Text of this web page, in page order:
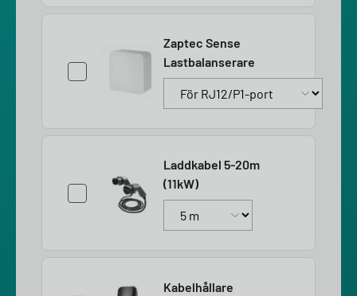
Zaptec Sense
Lastbalanserare
Laddkabel 5-20m
(11kW)
Kabelhållare